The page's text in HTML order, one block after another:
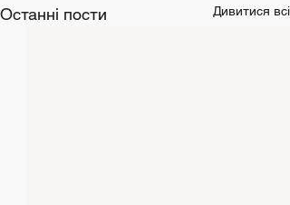
Останні пости Дивитися всі